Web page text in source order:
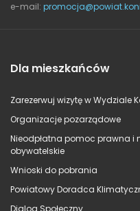
e-mail:
Dla mieszkańców
Zarezerwuj wizytę w Wydziale
Organizacje pozarządowe
Nieodpłatna pomoc prawna i
obywatelskie
Wnioski do pobrania
Powiatowy Doradca